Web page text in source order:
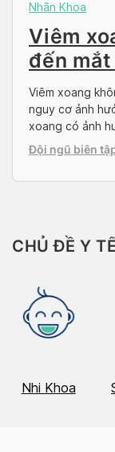
Nhãn Khoa
Viêm
đến
nhiễm
Viêm xoang
nguy cơ ảnh
xoang có ảnh
Docosan tìm
ảnh hưởng
Đội ngũ biên
CHỦ ĐỀ Y
Nhi Khoa